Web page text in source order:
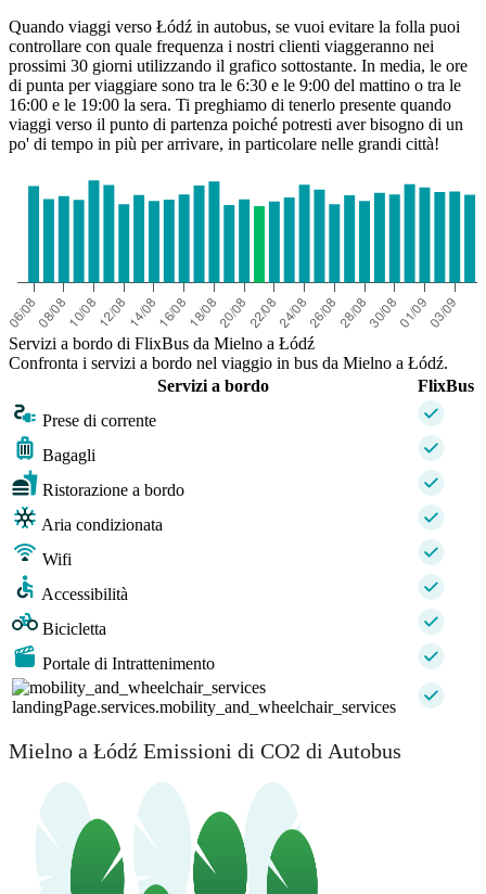
Quando viaggi verso Łódź in autobus, se vuoi evitare la folla puoi
controllare con quale frequenza i nostri clienti viaggeranno nei
prossimi 30 giorni utilizzando il grafico sottostante. In media, le ore
di punta per viaggiare sono tra le 6:30 e le 9:00 del mattino o tra le
16:00 e le 19:00 la sera. Ti preghiamo di tenerlo presente quando
viaggi verso il punto di partenza poiché potresti aver bisogno di un
po' di tempo in più per arrivare, in particolare nelle grandi città!
Servizi a bordo di FlixBus da Mielno a Łódź
Confronta i servizi a bordo nel viaggio in bus da Mielno a Łódź.
Servizi a bordo
FlixBus
Prese di corrente
Bagagli
Ristorazione a bordo
Aria condizionata
Wifi
Accessibilità
Bicicletta
Portale di Intrattenimento
landingPage.services.mobility_and_wheelchair_services
Mielno a Łódź Emissioni di CO2 di Autobus